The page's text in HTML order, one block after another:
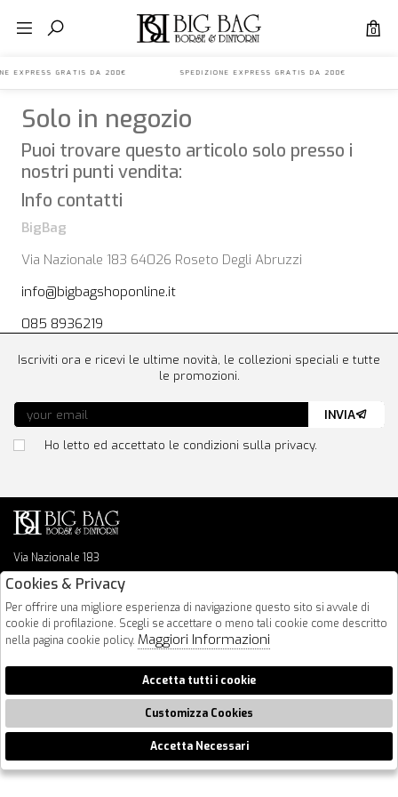
0
EXPRESS GRATIS DA 200€ SPEDIZIONE EXPRESS GRATIS DA
Solo in negozio
Puoi trovare questo articolo solo presso i
nostri punti vendita:
Info contatti
BigBag
Via Nazionale 183 64026 Roseto Degli Abruzzi
info@bigbagshoponline.it
085 8936219
Via Nazionale 183
64026 Roseto Degli Abruzzi
info@bigbagshoponline.it
follow us
Iscriviti ora e ricevi le ultime novità, le collezioni speciali e tutte
le promozioni.
Ho letto ed accettato le condizioni sulla privacy.
INVIA
2026 BigBag - P.iva : 00916940679 Powered by
🍪
Cookies & Privacy
Per offrire una migliore esperienza di navigazione questo sito si avvale di
cookie di profilazione. Scegli se accettare o meno tali cookie come descritto
nella pagina cookie policy. Maggiori Informazioni
Accetta tutti i cookie
Customizza Cookies
Accetta Necessari